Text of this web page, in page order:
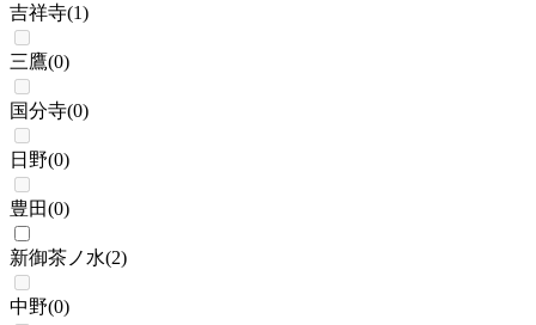
吉祥寺(1)
三鷹(0)
国分寺(0)
日野(0)
豊田(0)
新御茶ノ水(2)
中野(0)